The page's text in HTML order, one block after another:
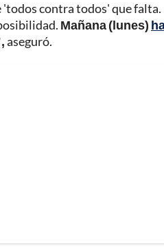
'todos contra todos' que falta.
Mañana (lunes)
aseguró.